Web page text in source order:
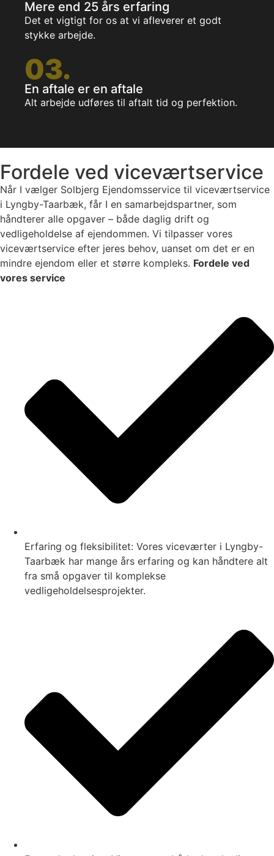
Mere end 25 års erfaring
Det et vigtigt for os at vi afleverer et godt
stykke arbejde.
03.
En aftale er en aftale
Alt arbejde udføres til aftalt tid og perfektion.
Fordele ved viceværtservice
Når I vælger Solbjerg Ejendomsservice til viceværtservice
i Lyngby-Taarbæk, får I en samarbejdspartner, som
håndterer alle opgaver – både daglig drift og
vedligeholdelse af ejendommen. Vi tilpasser vores
viceværtservice efter jeres behov, uanset om det er en
mindre ejendom eller et større kompleks. Fordele ved
vores service
Erfaring og fleksibilitet: Vores viceværter i Lyngby-
Taarbæk har mange års erfaring og kan håndtere alt
fra små opgaver til komplekse
vedligeholdelsesprojekter.